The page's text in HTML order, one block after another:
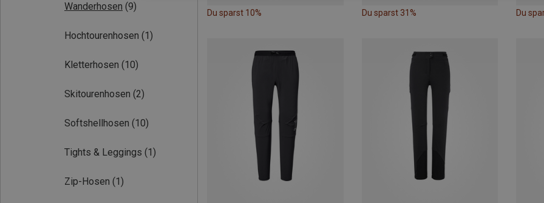
Wanderhosen (9)
Hochtourenhosen (1)
Kletterhosen (10)
Skitourenhosen (2)
Softshellhosen (10)
Tights & Leggings (1)
Zip-Hosen (1)
Du sparst 10% Du sparst 31% Du